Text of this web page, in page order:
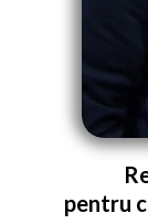
pentru